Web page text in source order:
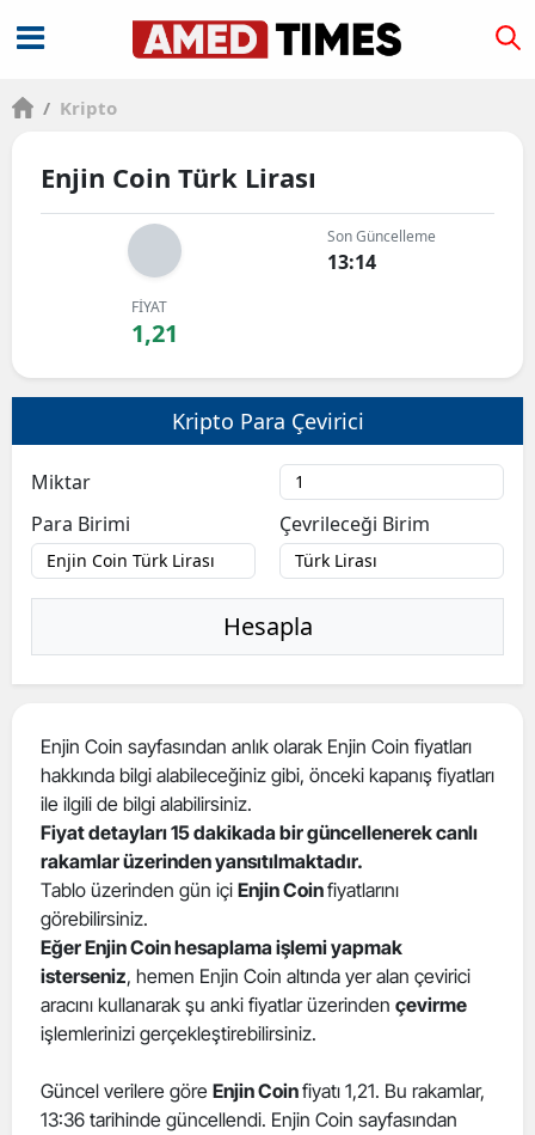
/ Kripto
Enjin Coin Türk Lirası
Son Güncelleme
13:14
FİYAT
1,21
Kripto Para Çevirici
Miktar
Para Birimi
Çevrileceği Birim
Hesapla
Enjin Coin sayfasından anlık olarak Enjin Coin fiyatları
hakkında bilgi alabileceğiniz gibi, önceki kapanış fiyatları
ile ilgili de bilgi alabilirsiniz.
Fiyat detayları 15 dakikada bir güncellenerek canlı
rakamlar üzerinden yansıtılmaktadır.
Tablo üzerinden gün içi Enjin Coinfiyatlarını
görebilirsiniz.
Eğer Enjin Coin hesaplama işlemi yapmak
isterseniz, hemen Enjin Coin altında yer alan çevirici
aracını kullanarak şu anki fiyatlar üzerinden çevirme
işlemlerinizi gerçekleştirebilirsiniz.
Güncel verilere göre Enjin Coinfiyatı 1,21. Bu rakamlar,
13:36 tarihinde güncellendi. Enjin Coin sayfasından